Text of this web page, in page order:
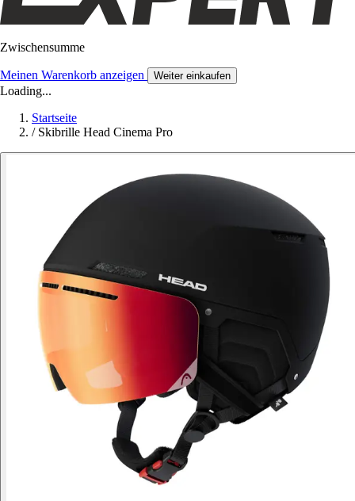
Zwischensumme
Meinen Warenkorb anzeigen Weiter einkaufen
Loading...
Startseite
/ Skibrille Head Cinema Pro